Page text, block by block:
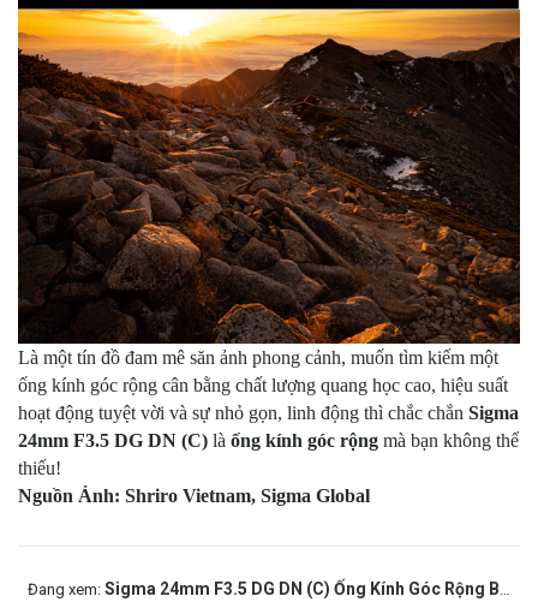
Là một tín đồ đam mê săn ảnh phong cảnh, muốn tìm kiếm một
ống kính góc rộng cân bằng chất lượng quang học cao, hiệu suất
hoạt động tuyệt vời và sự nhỏ gọn, linh động thì chắc chắn Sigma
24mm F3.5 DG DN (C) là ống kính góc rộng mà bạn không thể
thiếu!
Nguồn Ảnh: Shriro Vietnam, Sigma Global
Đang xem: Sigma 24mm F3.5 DG DN (C) Ống Kính Góc Rộng Bạn Không Thể Thiếu